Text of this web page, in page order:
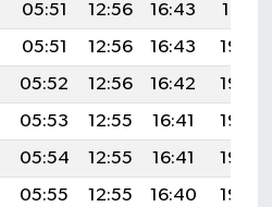
05:51 12:56 16:43
19:51
05:51 12:56 16:43
19:50
05:52 12:56 16:42
19:49
05:53 12:55 16:41
19:48
05:54 12:55 16:41
19:46
05:55 12:55 16:40
19:45